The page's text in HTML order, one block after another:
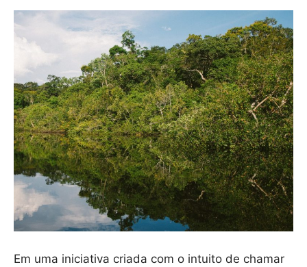
Em uma iniciativa criada com o intuito de chamar